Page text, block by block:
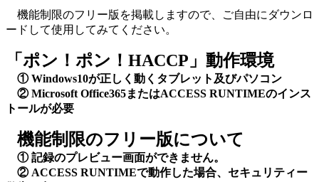
機能制限のフリー版を掲載しますので、ご自由にダウンロ
ードして使用してみてください。
「ポン！ポン！HACCP」動作環境
① Windows10が正しく動くタブレット及びパソコン
② Microsoft Office365またはACCESS RUNTIMEのインス
トールが必要
機能制限のフリー版について
① 記録のプレビュー画面ができません。
② ACCESS RUNTIMEで動作した場合、セキュリティー